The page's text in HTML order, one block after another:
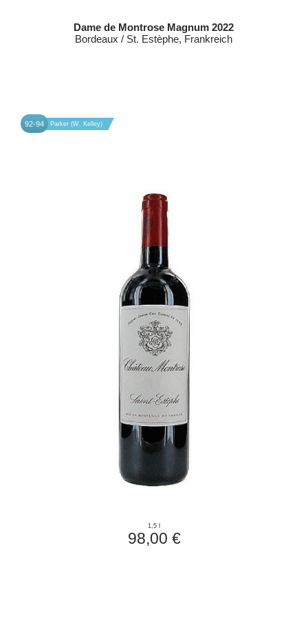
Dame de Montrose Magnum 2022
Bordeaux / St. Estèphe, Frankreich
92-94 Parker (W. Kelley)
1,5 l
98,00 €